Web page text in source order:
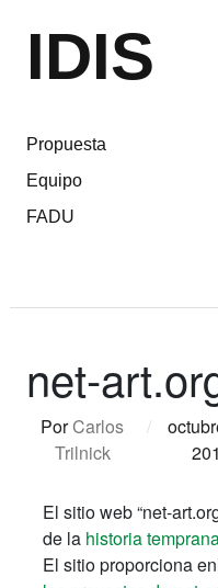
IDIS
Propuesta
Equipo
FADU
net-
PorCarlos
Trilnick
/
El sitio web “net-
de la historia
El sitio proporciona